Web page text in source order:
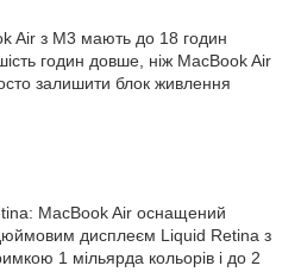
Air з M3 мають до 18 годин
годин довше, ніж MacBook Air
залишити блок живлення
MacBook Air оснащений
дисплеєм Liquid Retina з
1 мільярда кольорів і до 2